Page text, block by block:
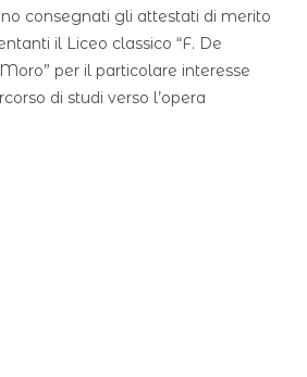
consegnati gli attestati di merito
il Liceo classico “F. De
per il particolare interesse
di studi verso l’opera